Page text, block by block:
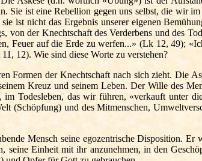
Sie ist eine Rebellion gegen uns selbst, die wir
ist nicht das Ergebnis unserer eigenen
von der Knechtschaft des Verderbens und des
Feuer auf die Erde zu werfen...» (Lk 12, 49);
12). Wie sind diese Worte zu verstehen?
Formen der Knechtschaft nach sich zieht. Die
Kreuz und seinem Leben. Der Wille des
im Todesleben, das wir führen, «verkauft unter
(Schöpfung) und des Mitmenschen,
Mensch seine egozentrische Disposition. Er
Einheit mit ihr anzunehmen, in den